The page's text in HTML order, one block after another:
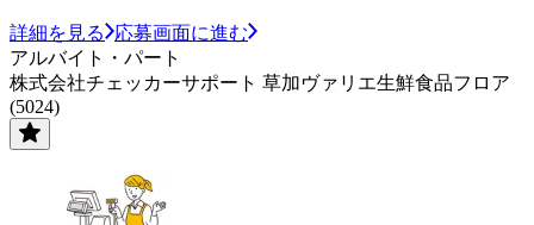
詳細を見る
応募画面に進む
アルバイト・パート
株式会社チェッカーサポート 草加ヴァリエ生鮮食品フロア
(5024)